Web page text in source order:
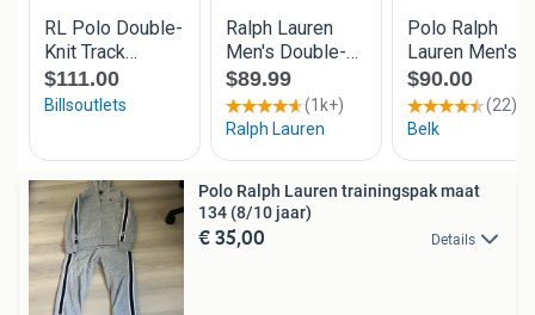
Polo Ralph Lauren trainingspak maat
134 (8/10 jaar)
€ 35,00 Details